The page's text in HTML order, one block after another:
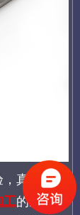
真实的源
工的生产环